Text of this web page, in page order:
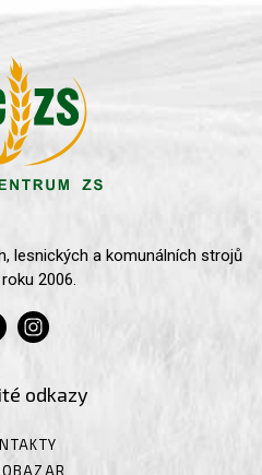
lesnických a komunálních strojů
2006.
odkazy